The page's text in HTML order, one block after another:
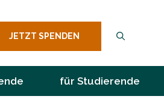
JETZT SPENDEN
für Studierende